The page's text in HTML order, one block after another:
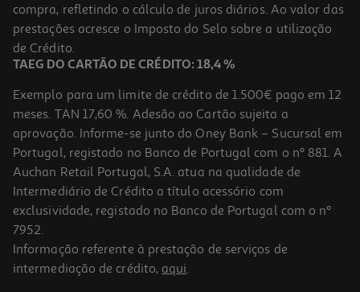
43.99 €/un
43,99 €
Espremedor De Citrinos Moulinex Pc2m0be0
compra, refletindo o cálculo de juros diários. Ao valor das
prestações acresce o Imposto do Selo sobre a utilização
de Crédito.
TAEG DO CARTÃO DE CRÉDITO: 18,4 %
Exemplo para um limite de crédito de 1.500€ pago em 12
meses. TAN 17,60 %. Adesão ao Cartão sujeita a
aprovação. Informe-se junto do Oney Bank – Sucursal em
Portugal, registado no Banco de Portugal com o nº 881. A
Auchan Retail Portugal, S.A. atua na qualidade de
Intermediário de Crédito a título acessório com
exclusividade, registado no Banco de Portugal com o nº
7952.
Informação referente à prestação de serviços de
intermediação de crédito, aqui.